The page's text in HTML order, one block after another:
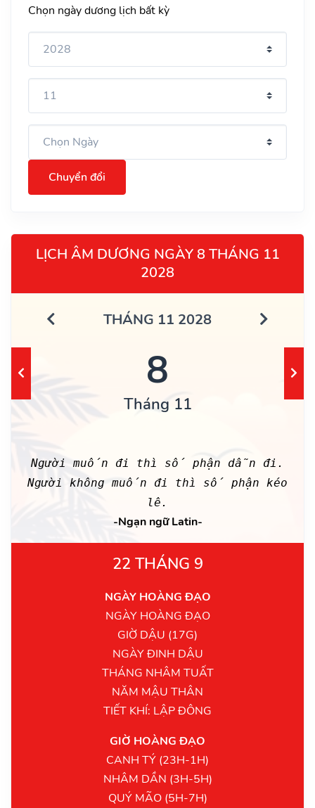
Chọn ngày dương lịch bất kỳ
Chuyển đổi
LỊCH ÂM DƯƠNG NGÀY 8 THÁNG 11
2028
THÁNG 11 2028
8
Tháng 11
Người muốn đi thì số phận dẫn đi.
Người không muốn đi thì số phận kéo
lê.
-Ngạn ngữ Latin-
22 THÁNG 9
NGÀY HOÀNG ĐẠO
NGÀY HOÀNG ĐẠO
GIỜ DẬU (17G)
NGÀY ĐINH DẬU
THÁNG NHÂM TUẤT
NĂM MẬU THÂN
TIẾT KHÍ: LẬP ĐÔNG
GIỜ HOÀNG ĐẠO
CANH TÝ (23H-1H)
NHÂM DẦN (3H-5H)
QUÝ MÃO (5H-7H)